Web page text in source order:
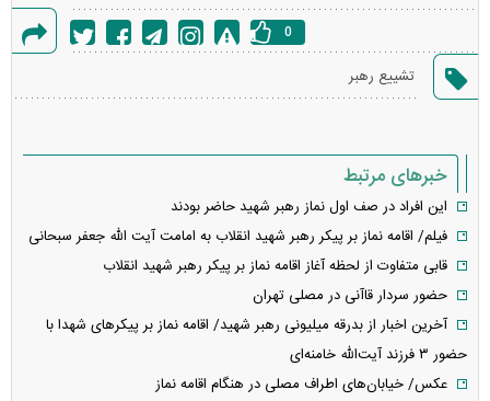
خطا
0
تشییع رهبر
خبرهای مرتبط
این افراد در صف اول نماز رهبر شهید حاضر بودند
فیلم/ اقامه نماز بر پیکر رهبر شهید انقلاب به امامت آیت الله جعفر سبحانی
قابی متفاوت از لحظه آغاز اقامه نماز بر پیکر رهبر شهید انقلاب
حضور سردار قاآنی در مصلی تهران
آخرین اخبار از بدرقه میلیونی رهبر شهید/ اقامه نماز بر پیکر‌های شهدا با
حضور ۳ فرزند آیت‌الله خامنه‌ای
عکس/ خیابان‌های اطراف مصلی در هنگام اقامه نماز